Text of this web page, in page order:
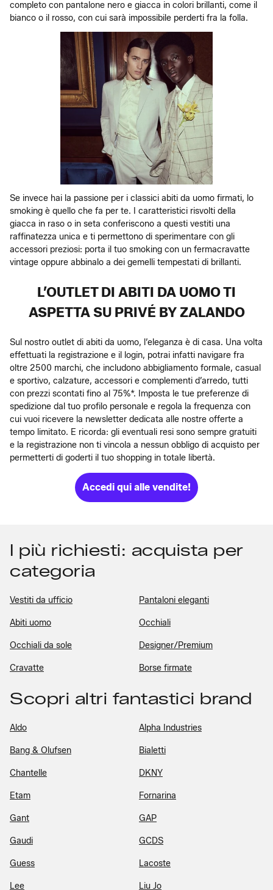
completo con pantalone nero e giacca in colori brillanti, come il
bianco o il rosso, con cui sarà impossibile perderti fra la folla.
Se invece hai la passione per i classici abiti da uomo firmati, lo
smoking è quello che fa per te. I caratteristici risvolti della
giacca in raso o in seta conferiscono a questi vestiti una
raffinatezza unica e ti permettono di sperimentare con gli
accessori preziosi: porta il tuo smoking con un fermacravatte
vintage oppure abbinalo a dei gemelli tempestati di brillanti.
L’OUTLET DI ABITI DA UOMO TI
ASPETTA SU PRIVÉ BY ZALANDO
Sul nostro outlet di abiti da uomo, l’eleganza è di casa. Una volta
effettuati la registrazione e il login, potrai infatti navigare fra
oltre 2500 marchi, che includono abbigliamento formale, casual
e sportivo, calzature, accessori e complementi d’arredo, tutti
con prezzi scontati fino al 75%*. Imposta le tue preferenze di
spedizione dal tuo profilo personale e regola la frequenza con
cui vuoi ricevere la newsletter dedicata alle nostre offerte a
tempo limitato. E ricorda: gli eventuali resi sono sempre gratuiti
e la registrazione non ti vincola a nessun obbligo di acquisto per
permetterti di goderti il tuo shopping in totale libertà.
Accedi qui alle vendite!
I più richiesti: acquista per
categoria
Vestiti da ufficio Pantaloni eleganti
Abiti uomo Occhiali
Occhiali da sole Designer/Premium
Cravatte Borse firmate
Scopri altri fantastici brand
Aldo Alpha Industries
Bang & Olufsen Bialetti
Chantelle DKNY
Etam Fornarina
Gant GAP
Gaudi GCDS
Guess Lacoste
Lee Liu Jo